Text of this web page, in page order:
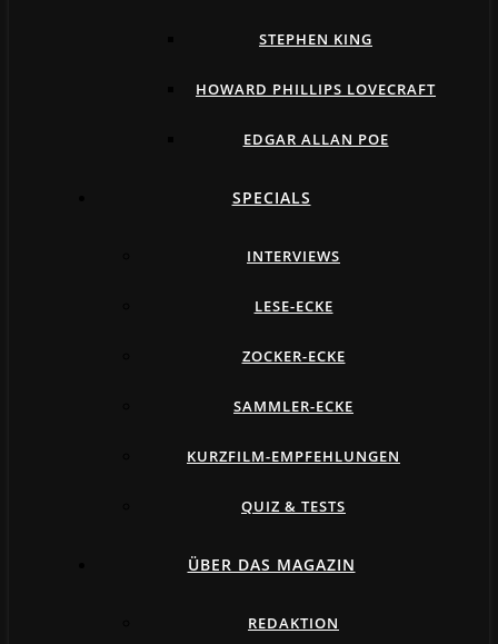
STEPHEN KING
HOWARD PHILLIPS LOVECRAFT
EDGAR ALLAN POE
SPECIALS
INTERVIEWS
LESE-ECKE
ZOCKER-ECKE
SAMMLER-ECKE
KURZFILM-EMPFEHLUNGEN
QUIZ & TESTS
ÜBER DAS MAGAZIN
REDAKTION